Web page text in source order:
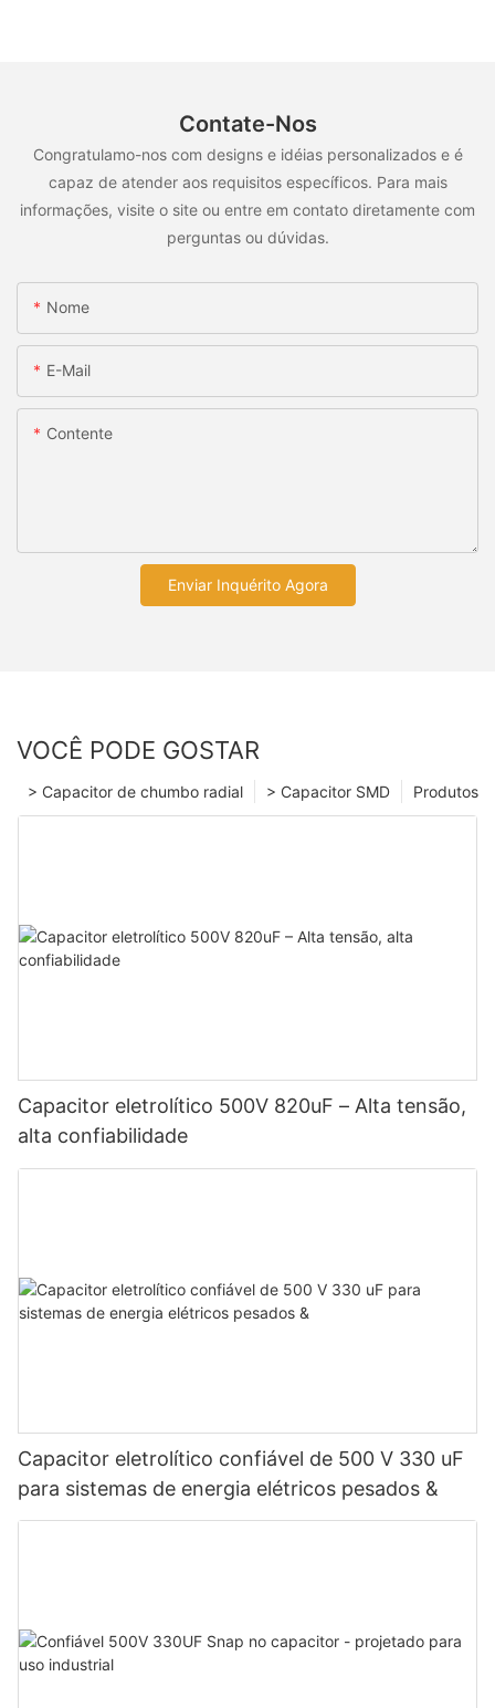
Contate-Nos
Congratulamo-nos com designs e idéias personalizados e é
capaz de atender aos requisitos específicos. Para mais
informações, visite o site ou entre em contato diretamente com
perguntas ou dúvidas.
Nome
E-Mail
Contente
Enviar Inquérito Agora
VOCÊ PODE GOSTAR
Produtos
> Capacitor SMD
> Capacitor de chumbo radial
Capacitor eletrolítico 500V 820uF – Alta tensão,
alta confiabilidade
Capacitor eletrolítico confiável de 500 V 330 uF
para sistemas de energia elétricos pesados ​​&